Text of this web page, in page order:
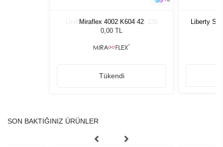
Miraflex 4002 K604 42
0,00 TL
Tükendi
Liberty
SON BAKTIĞINIZ ÜRÜNLER